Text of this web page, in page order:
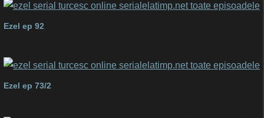
Ezel ep 92
Ezel ep 73/2